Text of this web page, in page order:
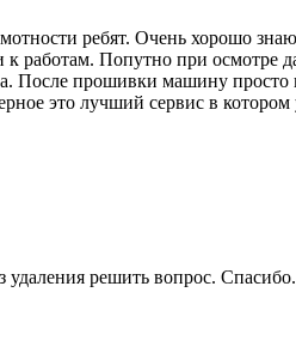
ребят. Очень хорошо
работам. Попутно при осмотре
После прошивки машину
это лучший сервис в котором
решить вопрос.